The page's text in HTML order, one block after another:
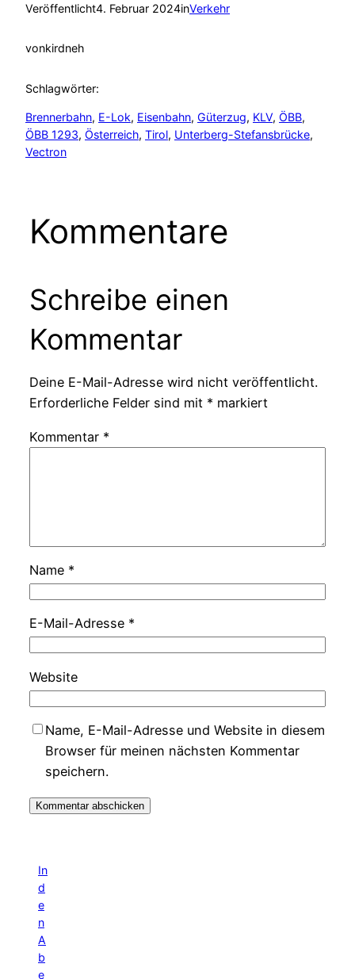
Veröffentlicht4. Februar 2024inVerkehr
vonkirdneh
Schlagwörter:
Brennerbahn, E-Lok, Eisenbahn, Güterzug, KLV, ÖBB
ÖBB 1293, Österreich, Tirol, Unterberg-Stefansbrücke
Vectron
Kommentare
Schreibe einen
Kommentar
Deine E-Mail-Adresse wird nicht veröffentlicht.
Erforderliche Felder sind mit * markiert
Kommentar *
Name *
E-Mail-Adresse *
Website
Name, E-Mail-Adresse und Website in diesem
Browser für meinen nächsten Kommentar
speichern.
In
d
e
n
A
b
e